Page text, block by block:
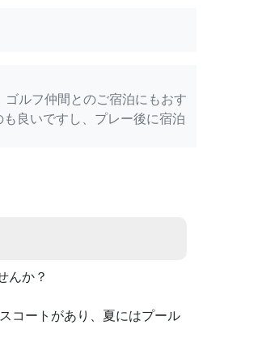
ルフ仲間とのご宿泊にもおす
良いですし、プレー後に宿泊
んか？
コートがあり、夏にはプール